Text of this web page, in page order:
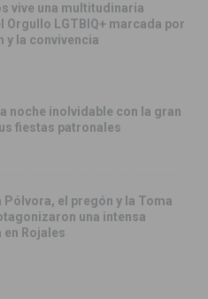
vive una multitudinaria
Orgullo LGTBIQ+ marcada por
y la convivencia
noche inolvidable con la gran
fiestas patronales
Pólvora, el pregón y la Toma
una intensa
Rojales